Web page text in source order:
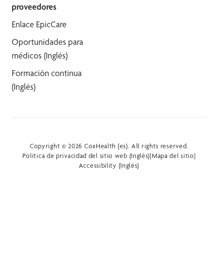
proveedores
Enlace EpicCare
Oportunidades para
médicos (Inglés)
Formación continua
(Inglés)
Copyright © 2026 CoxHealth (es). All rights reserved.
Política de privacidad del sitio web (Inglés)|Mapa del sitio|
Accessibility (Inglés)